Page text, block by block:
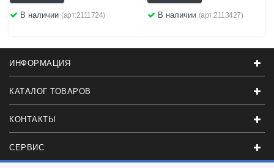
В наличии (арт:2111724) В наличии (арт:2113427)
ИНФОРМАЦИЯ
КАТАЛОГ ТОВАРОВ
КОНТАКТЫ
СЕРВИС